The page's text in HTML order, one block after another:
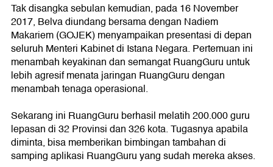
Tak disangka sebulan kemudian, pada 16 November
2017, Belva diundang bersama dengan Nadiem
Makariem (GOJEK) menyampaikan presentasi di depan
seluruh Menteri Kabinet di Istana Negara. Pertemuan ini
menambah keyakinan dan semangat RuangGuru untuk
lebih agresif menata jaringan RuangGuru dengan
menambah tenaga operasional.
Sekarang ini RuangGuru berhasil melatih 200.000 guru
lepasan di 32 Provinsi dan 326 kota. Tugasnya apabila
diminta, bisa memberikan bimbingan tambahan di
samping aplikasi RuangGuru yang sudah mereka akses.